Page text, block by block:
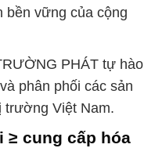
bền vững của cộng
PHÁT tự hào
phân phối các sản
trường Việt Nam.
≥ cung cấp hóa